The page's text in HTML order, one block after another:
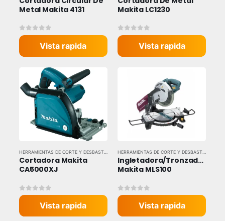
Metal Makita 4131
0out of 5
Vista rapida
Makita LC1230
0out of 5
Vista rapida
HERRAMIENTAS ELÉCTRICAS,HERRAMIENTAS Y
Cortadora Makita
CA5000XJ
0out of 5
Vista rapida
Ingletadora/Tronzadora
Makita MLS100
0out of 5
Vista rapida